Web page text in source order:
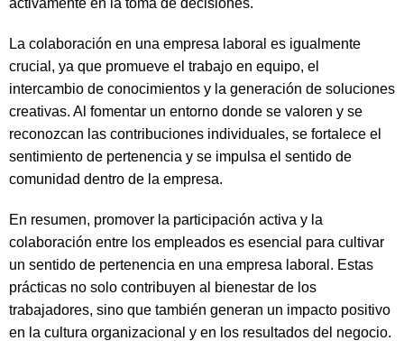
activamente en la toma de decisiones.
La colaboración en una empresa laboral es igualmente
crucial, ya que promueve el trabajo en equipo, el
intercambio de conocimientos y la generación de soluciones
creativas. Al fomentar un entorno donde se valoren y se
reconozcan las contribuciones individuales, se fortalece el
sentimiento de pertenencia y se impulsa el sentido de
comunidad dentro de la empresa.
En resumen, promover la participación activa y la
colaboración entre los empleados es esencial para cultivar
un sentido de pertenencia en una empresa laboral. Estas
prácticas no solo contribuyen al bienestar de los
trabajadores, sino que también generan un impacto positivo
en la cultura organizacional y en los resultados del negocio.